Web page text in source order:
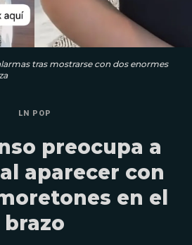
tras mostrarse con dos enormes
LN POP
preocupa a
aparecer con
en el
brazo